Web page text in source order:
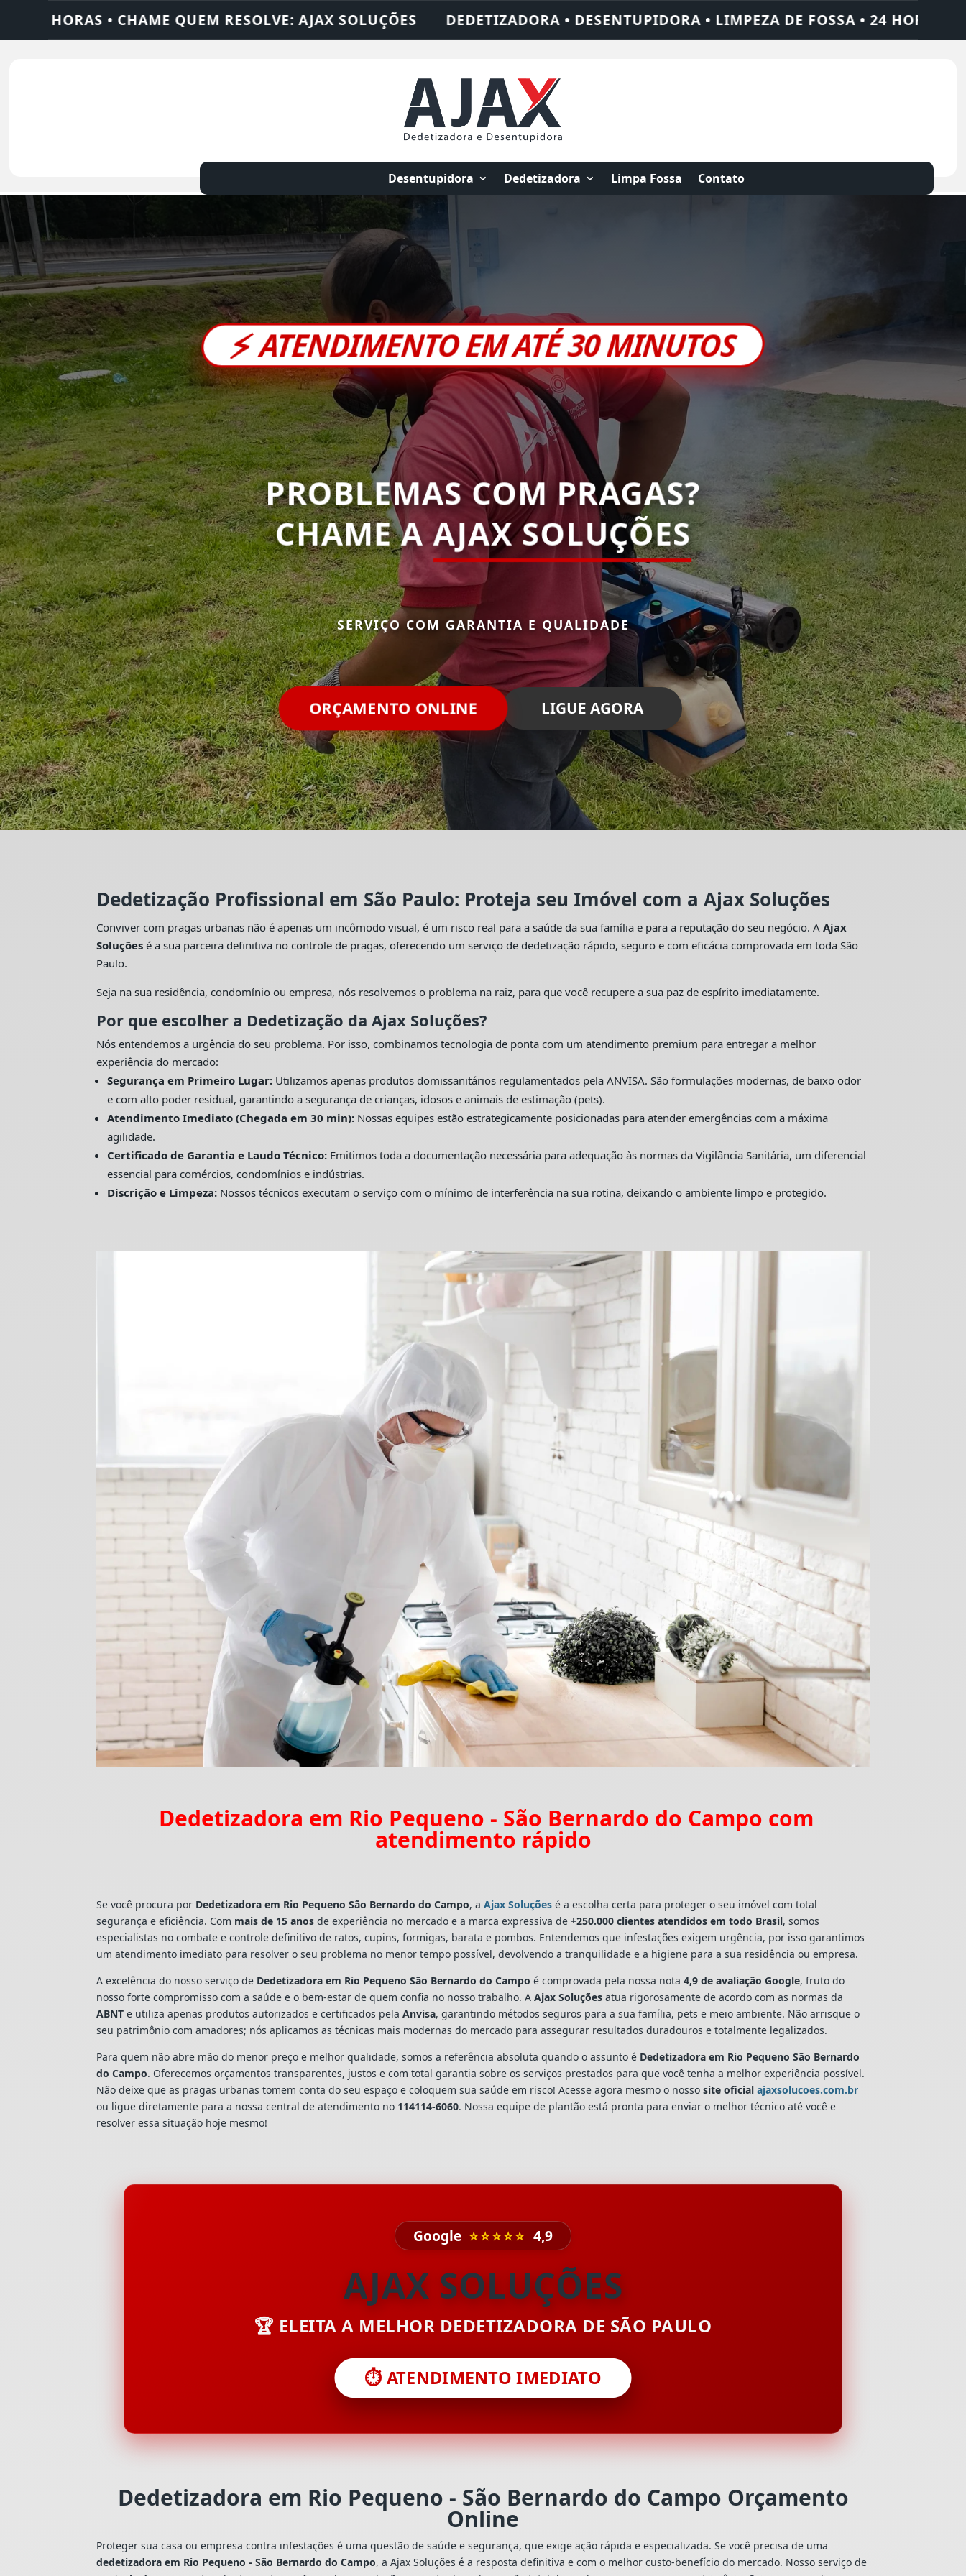
AJAX SOLUÇÕES DEDETIZADORA • DESENTUPIDORA • LIMPEZA DE FOSSA • 24 HORAS • CHAME QUEM RESOLVE: AJAX
Desentupidora Dedetizadora Limpa Fossa Contato
⚡ATENDIMENTO EM ATÉ 30 MINUTOS
PROBLEMAS COM PRAGAS?
CHAME AAJAX SOLUÇÕES
SERVIÇO COM GARANTIA E QUALIDADE
ORÇAMENTO ONLINE LIGUE AGORA
Dedetização Profissional em São Paulo: Proteja seu Imóvel com a Ajax Soluções
Conviver com pragas urbanas não é apenas um incômodo visual, é um risco real para a saúde da sua família e para a reputação do seu negócio. AAjax
Soluções é a sua parceira definitiva no controle de pragas, oferecendo um serviço de dedetização rápido, seguro e com eficácia comprovada em toda São
Paulo.
Seja na sua residência, condomínio ou empresa, nós resolvemos o problema na raiz, para que você recupere a sua paz de espírito imediatamente.
Por que escolher a Dedetização da Ajax Soluções?
Nós entendemos a urgência do seu problema. Por isso, combinamos tecnologia de ponta com um atendimento premium para entregar a melhor
experiência do mercado:
Segurança em Primeiro Lugar: Utilizamos apenas produtos domissanitários regulamentados pela ANVISA. São formulações modernas, de baixo odor
e com alto poder residual, garantindo a segurança de crianças, idosos e animais de estimação (pets).
Atendimento Imediato (Chegada em 30 min): Nossas equipes estão estrategicamente posicionadas para atender emergências com a máxima
agilidade.
Certificado de Garantia e Laudo Técnico: Emitimos toda a documentação necessária para adequação às normas da Vigilância Sanitária, um diferencial
essencial para comércios, condomínios e indústrias.
Discrição e Limpeza: Nossos técnicos executam o serviço com o mínimo de interferência na sua rotina, deixando o ambiente limpo e protegido.
Dedetizadora em Rio Pequeno - São Bernardo do Campo com
atendimento rápido
Se você procura por Dedetizadora em Rio Pequeno São Bernardo do Campo, aAjax Soluções é a escolha certa para proteger o seu imóvel com total
segurança e eficiência. Com mais de 15 anos de experiência no mercado e a marca expressiva de +250.000 clientes atendidos em todo Brasil, somos
especialistas no combate e controle definitivo de ratos, cupins, formigas, barata e pombos. Entendemos que infestações exigem urgência, por isso garantimos
um atendimento imediato para resolver o seu problema no menor tempo possível, devolvendo a tranquilidade e a higiene para a sua residência ou empresa.
A excelência do nosso serviço de Dedetizadora em Rio Pequeno São Bernardo do Campo é comprovada pela nossa nota 4,9 de avaliação Google, fruto do
nosso forte compromisso com a saúde e o bem-estar de quem confia no nosso trabalho. AAjax Soluções atua rigorosamente de acordo com as normas da
ABNT e utiliza apenas produtos autorizados e certificados pelaAnvisa, garantindo métodos seguros para a sua família, pets e meio ambiente. Não arrisque o
seu patrimônio com amadores; nós aplicamos as técnicas mais modernas do mercado para assegurar resultados duradouros e totalmente legalizados.
Para quem não abre mão do menor preço e melhor qualidade, somos a referência absoluta quando o assunto é Dedetizadora em Rio Pequeno São Bernardo
do Campo. Oferecemos orçamentos transparentes, justos e com total garantia sobre os serviços prestados para que você tenha a melhor experiência possível.
Não deixe que as pragas urbanas tomem conta do seu espaço e coloquem sua saúde em risco! Acesse agora mesmo o nosso site oficialajaxsolucoes.com.br
ou ligue diretamente para a nossa central de atendimento no 114114-6060. Nossa equipe de plantão está pronta para enviar o melhor técnico até você e
resolver essa situação hoje mesmo!
Google ⭐⭐⭐⭐⭐ 4,9
AJAX SOLUÇÕES
🏆 ELEITA A MELHOR DEDETIZADORA DE SÃO PAULO
⏱️ ATENDIMENTO IMEDIATO
Dedetizadora em Rio Pequeno - São Bernardo do Campo Orçamento
Online
Proteger sua casa ou empresa contra infestações é uma questão de saúde e segurança, que exige ação rápida e especializada. Se você precisa de uma
dedetizadora em Rio Pequeno - São Bernardo do Campo, a Ajax Soluções é a resposta definitiva e com o melhor custo-benefício do mercado. Nosso serviço de